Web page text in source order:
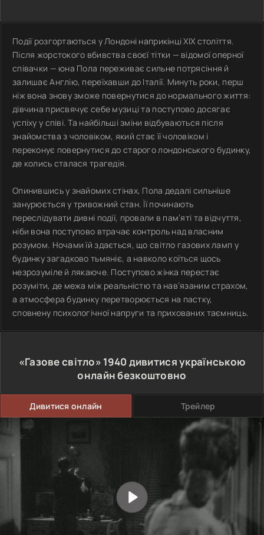
Події розгортаються у Лондоні наприкінці XIX століття.
Після жорстокого вбивства своєї тітки — відомої оперної
співачки — юна Пола переживає сильне потрясіння й
залишає Англію, переїхавши до Італії. Минуть роки, перш
ніж вона знову зможе повернутися до нормального життя:
дівчина присвячує себе музиці та поступово досягає
успіху у співі. Та найбільші зміни відбуваються після
знайомства з чоловіком, який стає її чоловіком і
переконує повернутися до старого лондонського будинку,
де колись сталася трагедія.
Опинившись у знайомих стінах, Пола дедалі сильніше
занурюється у тривожний стан. Її починають
переслідувати дивні події, провали в пам’яті та відчуття,
ніби вона поступово втрачає контроль над власним
розумом. Ночами їй здається, що світло газових ламп у
будинку загадково тьмяніє, а навколо коїться щось
незрозуміле й лякаюче. Поступово жінка перестає
розуміти, де межа між реальністю та нав’язаним страхом,
а атмосфера будинку перетворюється на пастку,
сповнену психологічної напруги та прихованих таємниць.
«Газове світло» 1940 дивитися українською
онлайн безкоштовно
Дивитися онлайн Трейлер